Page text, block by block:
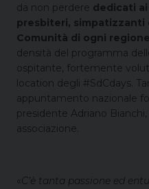
da non perdere dedicati
presbiteri, simpatizzanti
Comunità di ogni
densità del programma
ospitante, fortemente
location degli #SdCdays.
appuntamento nazionale
presidente Adriano
associazione.
C’è tanta passione ed